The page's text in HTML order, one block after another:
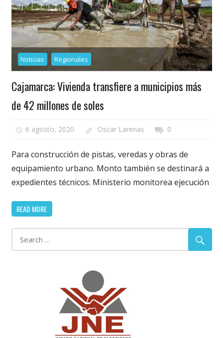
Noticias Regionales
Cajamarca: Vivienda transfiere a municipios más
de 42 millones de soles
6 agosto, 2020 Oscar Larenas 0
Para construcción de pistas, veredas y obras de
equipamiento urbano. Monto también se destinará a
expedientes técnicos. Ministerio monitorea ejecución
READ MORE